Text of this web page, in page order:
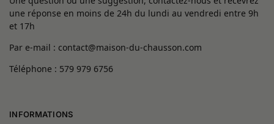
une réponse en moins de 24h du lundi au vendredi entre 9h
et 17h
Par e-mail : contact@maison-du-chausson.com
Téléphone : 579 979 6756
INFORMATIONS